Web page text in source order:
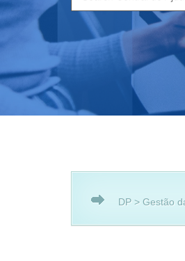
for:
DP > Gestão